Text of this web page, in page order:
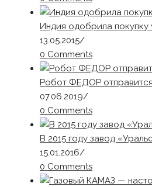
Индия одобрила
13.05.2015/
0 Comments
Робот ФЕДОР
07.06.2019/
0 Comments
В 2015 году завод
15.01.2016/
0 Comments